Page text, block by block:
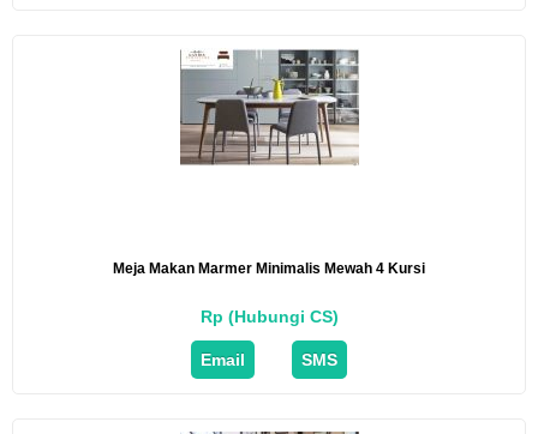
Meja Makan Marmer Minimalis Mewah 4 Kursi
Rp (Hubungi CS)
Email SMS